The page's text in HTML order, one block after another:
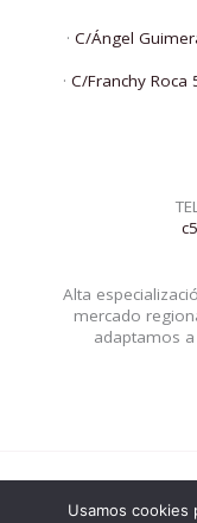
· C/Ángel
· C/Franchy Roca
Alta
mercado
adaptamos
© 2026
Usamos cookies